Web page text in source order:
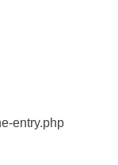
entry.php